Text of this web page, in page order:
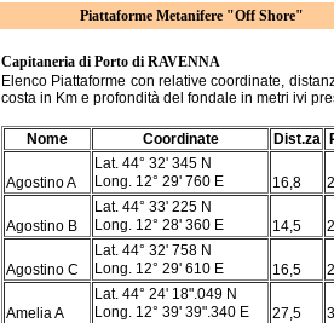
Piattaforme Metanifere "Off Shore"
Capitaneria di Porto di RAVENNA
Elenco Piattaforme con relative coordinate,
costa in Km e profondità del fondale in metri ivi
Nome Coordinate Dist.za
Agostino A
Lat. 44° 32' 345 N
Long. 12° 29' 760 E
16,8
Agostino B
Lat. 44° 33' 225 N
Long. 12° 28' 360 E
14,5
Agostino C
Lat. 44° 32' 758 N
Long. 12° 29' 610 E
16,5
Amelia A
Lat. 44° 24' 18".049 N
Long. 12° 39' 39".340 E
27,5